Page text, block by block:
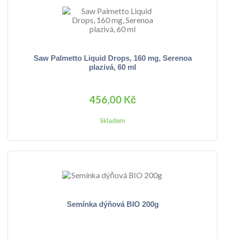
Saw Palmetto Liquid Drops, 160 mg, Serenoa
plazivá, 60 ml
456,00 Kč
Skladem
Semínka dýňová BIO 200g